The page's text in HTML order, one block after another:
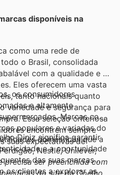
disponíveis na
como uma rede de
o Brasil, consolidada
com a qualidade e a
Eles oferecem uma vasta
tanto nacionais quanto
variedade e segurança para
Essa seleção criteriosa
encontrem sempre
suas expectativas de
os consumidores
e altamente
Marcas como
populares e variadas do
domésticas que a
Nestlé, Unilever,
precisa ser preenchida com
do site da Coelho
Diniz significa garantir
e a oportunidade
das suas marcas
os clientes a explorar as